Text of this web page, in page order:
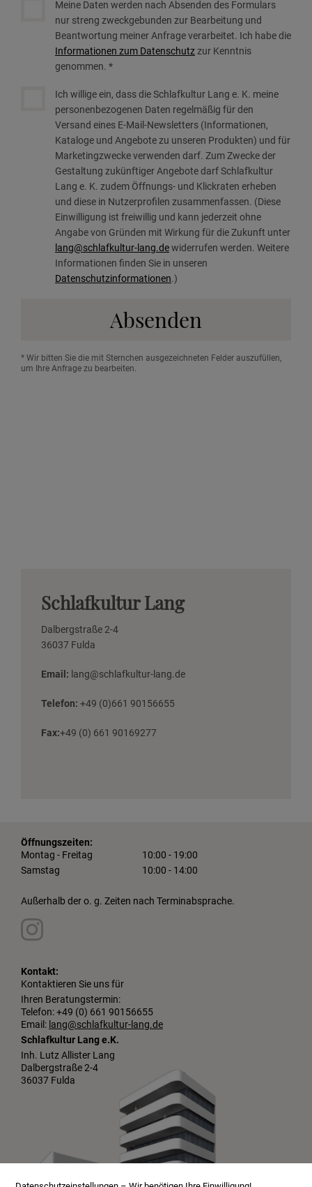
Meine Daten werden nach Absenden des Formulars
nur streng zweckgebunden zur Bearbeitung und
Beantwortung meiner Anfrage verarbeitet. Ich habe die
Informationen zum Datenschutzzur Kenntnis
genommen. *
Ich willige ein, dass die Schlafkultur Lang e. K. meine
personenbezogenen Daten regelmäßig für den
Versand eines E-Mail-Newsletters (Informationen,
Kataloge und Angebote zu unseren Produkten) und für
Marketingzwecke verwenden darf. Zum Zwecke der
Gestaltung zukünftiger Angebote darf Schlafkultur
Lang e. K. zudem Öffnungs- und Klickraten erheben
und diese in Nutzerprofilen zusammenfassen. (Diese
Einwilligung ist freiwillig und kann jederzeit ohne
Angabe von Gründen mit Wirkung für die Zukunft unter
lang@schlafkultur-lang.dewiderrufen werden. Weitere
Informationen finden Sie in unseren
Datenschutzinformationen.)
Absenden
* Wir bitten Sie die mit Sternchen ausgezeichneten Felder auszufüllen,
um Ihre Anfrage zu bearbeiten.
Schlafkultur Lang
Dalbergstraße 2-4
36037 Fulda
Email: lang@schlafkultur-lang.de
Telefon: +49 (0)661 90156655
Fax:+49 (0) 661 90169277
Öffnungszeiten:
Montag - Freitag
10:00 - 19:00
Samstag
10:00 - 14:00
Außerhalb der o. g. Zeiten nach Terminabsprache.
Kontakt:
Kontaktieren Sie uns für
Ihren Beratungstermin:
Telefon: +49 (0) 661 90156655
Email: lang@schlafkultur-lang.de
Schlafkultur Lang e.K.
Inh. Lutz Allister Lang
Dalbergstraße 2-4
36037 Fulda